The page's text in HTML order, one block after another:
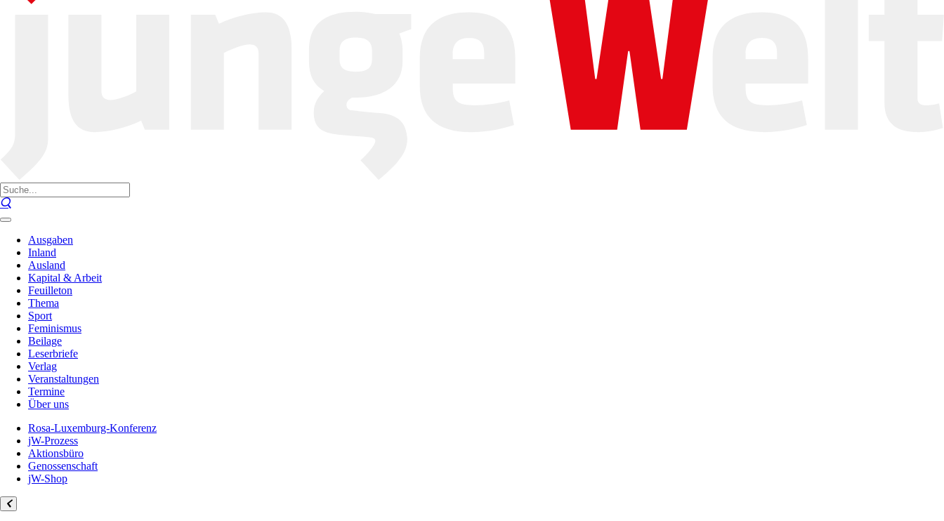
Ausgaben
Inland
Ausland
Kapital & Arbeit
Feuilleton
Thema
Sport
Feminismus
Beilage
Leserbriefe
Verlag
Veranstaltungen
Termine
Über uns
Rosa-Luxemburg-Konferenz
jW-Prozess
Aktionsbüro
Genossenschaft
jW-Shop